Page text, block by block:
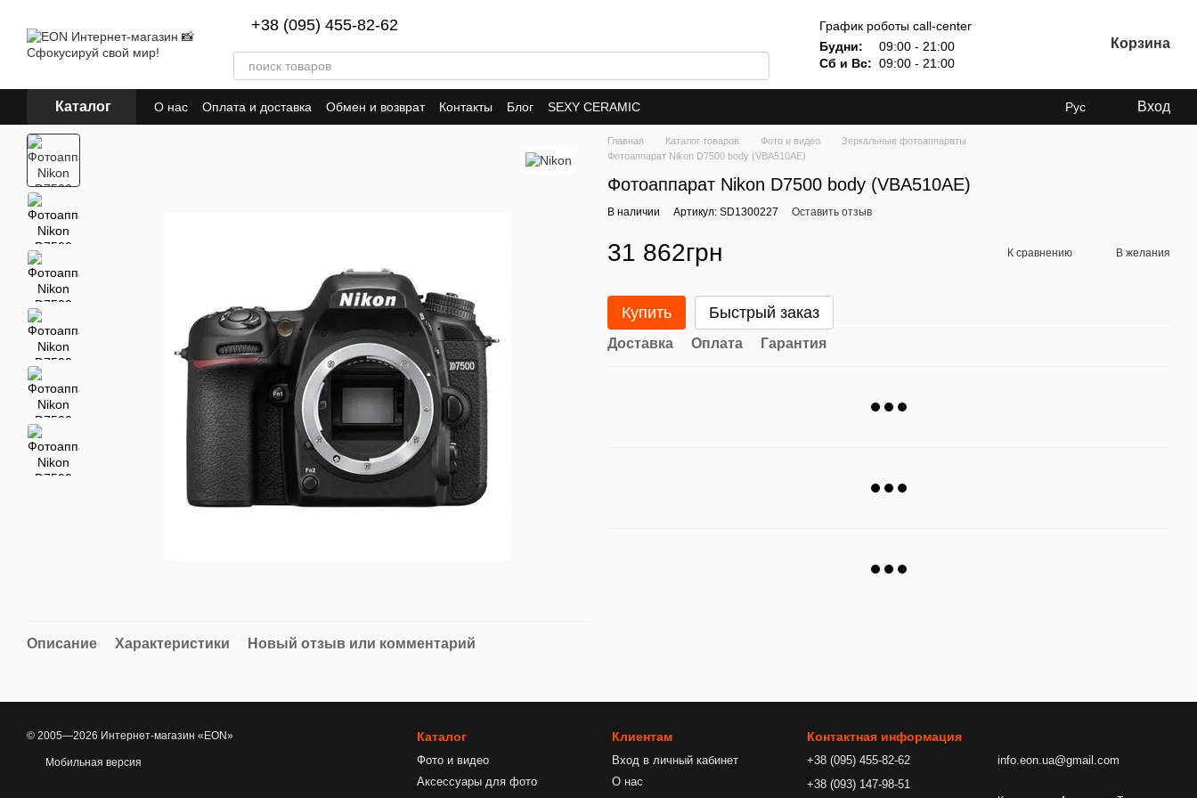
+38 (095) 455-82-62
График роботы call-center
Будни:
09:00 - 21:00
Сб и Вс: 09:00 - 21:00
Корзина
Каталог О нас Оплата и доставка Обмен и возврат Контакты Блог SEXY CERAMIC Рус Вход
Описание Характеристики Новый отзыв или комментарий
Главная Каталог товаров Фото и видео
Зеркальные фотоаппараты
Фотоаппарат Nikon D7500 body (VBA510AE)
Фотоаппарат Nikon D7500 body (VBA510AE)
В наличии Артикул: SD1300227 Оставить отзыв
31 862грн К сравнению В желания
Купить Быстрый заказ
Доставка Оплата Гарантия
© 2005—2026 Интернет-магазин «EON»
Мобильная версия
Каталог
Фото и видео
Аксессуары для фото
Клиентам
Вход в личный кабинет
О нас
Контактная информация
+38 (095) 455-82-62
+38 (093) 147-98-51
info.eon.ua@gmail.com